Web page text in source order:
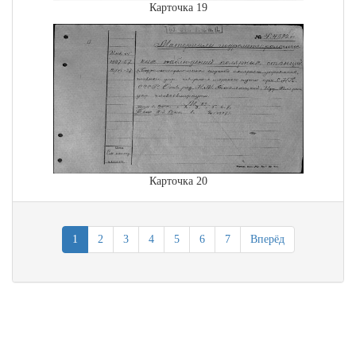
Карточка 19
Карточка 20
1 2 3 4 5 6 7 Вперёд